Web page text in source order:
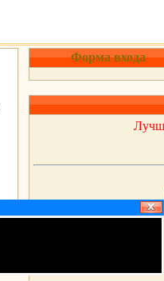
Форма входа